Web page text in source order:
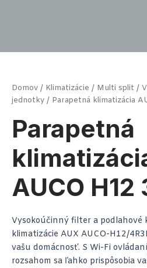
Domov / Klimatizácie / Multi split /
jednotky / Parapetná klimatizácia
Parapetná
AUCO H12
Vysokoúčinný filter a podlahové
klimatizácie AUX AUCO-H12/
vašu domácnosť. S Wi-Fi
rozsahom sa ľahko prispôsobia
AUX
AUCO
3,5
kW